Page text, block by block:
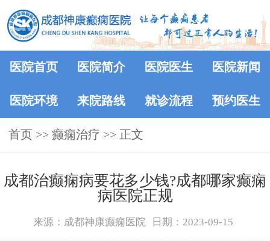
医院首页 医院简介 医院医生 医院新闻
医院环境 来院路线 就诊流程 预约医生
首页 >> 癫痫治疗 >> 正文
成都治癫痫病要花多少钱?成都哪家癫痫
病医院正规
来源：成都神康癫痫医院 日期：2023-09-15